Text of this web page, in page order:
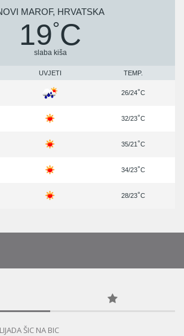
MAROF, HRVATSKA
19°C
slaba kiša
UVJETI TEMP.
26/24°C
32/23°C
35/21°C
34/23°C
28/23°C
ŠIC NA BIC